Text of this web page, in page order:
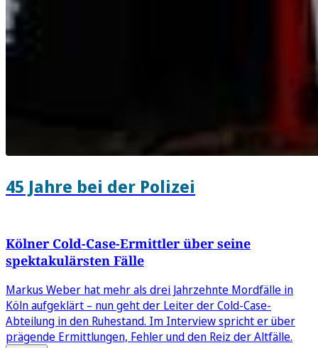
45 Jahre bei der Polizei
Kölner Cold-Case-Ermittler über seine
spektakulärsten Fälle
Markus Weber hat mehr als drei Jahrzehnte Mordfälle in
Köln aufgeklärt – nun geht der Leiter der Cold-Case-
Abteilung in den Ruhestand. Im Interview spricht er über
prägende Ermittlungen, Fehler und den Reiz der Altfälle.